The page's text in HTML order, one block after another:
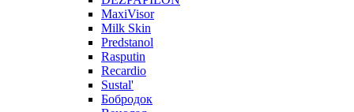
MaxiVisor
Milk Skin
Predstanol
Rasputin
Recardio
Sustal'
Бобродок